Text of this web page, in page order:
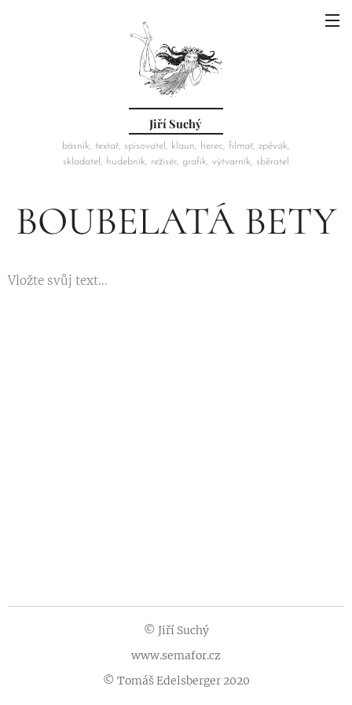
Jiří Suchý
básník, textař, spisovatel, klaun, herec, filmař, zpěvák,
skladatel, hudebník, režisér, grafik, výtvarník, sběratel
BOUBELATÁ BETY
Vložte svůj text...
© Jiří Suchý
www.semafor.cz
© Tomáš Edelsberger 2020